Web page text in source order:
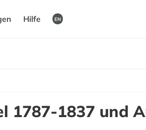
Hilfe EN
1787-1837 und